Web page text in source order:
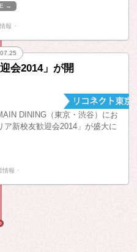
→
報 ⋅
会2014」が開
DINING（東京・渋谷）にお
ア新校友歓迎会2014」が盛大に
情報 ⋅